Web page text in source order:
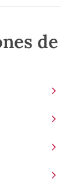
de